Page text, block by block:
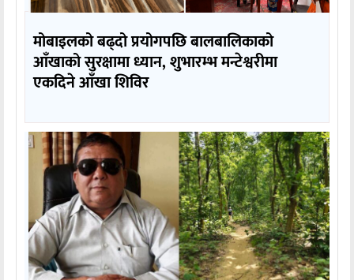
मोबाइलको बढ्दो प्रयोगपछि बालबालिकाको
आँखाको सुरक्षामा ध्यान, शुभारम्भ मन्टेश्वरीमा
एकदिने आँखा शिविर